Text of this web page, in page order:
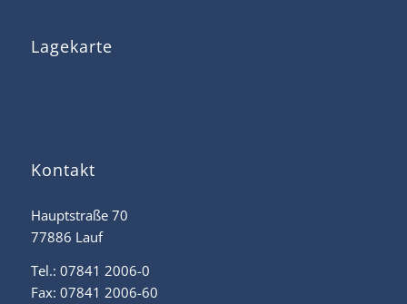
Lagekarte
Kontakt
Hauptstraße 70
77886 Lauf
Tel.: 07841 2006-0
Fax: 07841 2006-60